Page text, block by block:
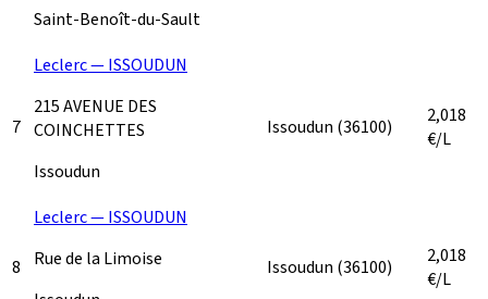
Saint-Benoît-du-Sault
7
Leclerc — ISSOUDUN
215 AVENUE DES
COINCHETTES
Issoudun
Issoudun (36100)
2,018
€/L
8
Leclerc — ISSOUDUN
Rue de la Limoise
Issoudun (36100)
2,018
€/L